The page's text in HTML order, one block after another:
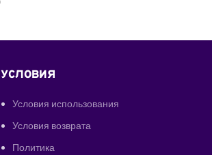
УСЛОВИЯ
Условия использования
Условия возврата
Политика